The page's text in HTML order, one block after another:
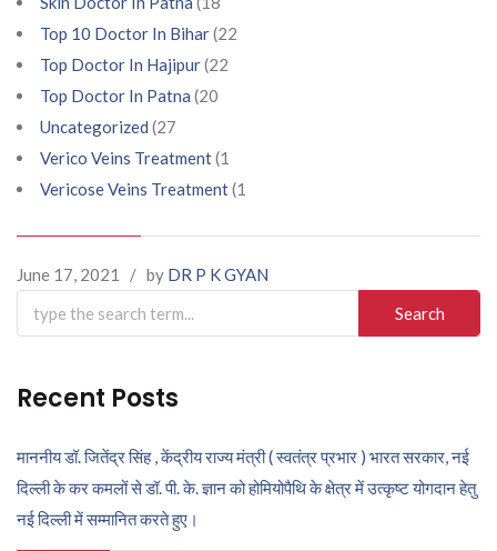
Top 10 Doctor In Bihar(22
Top Doctor In Hajipur(22
Top Doctor In Patna (20
Uncategorized (27
Verico Veins Treatment(1
Vericose Veins Treatment(1
June 17, 2021 / by DR P K GYAN
Search
for:
Recent Posts
माननीय डॉ. जितेंद्र सिंह , केंद्रीय राज्य मंत्री ( स्वतंत्र प्रभार ) भारत सरकार, नई
दिल्ली के कर कमलों से डॉ. पी. के. ज्ञान को होमियोपैथि के क्षेत्र में उत्कृष्ट योगदान हेतु
नई दिल्ली में सम्मानित करते हुए।